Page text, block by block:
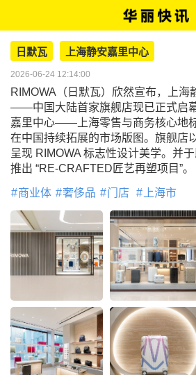
日默瓦 上海静安嘉里中心
2026-06-24 12:14:00
RIMOWA（日默瓦）欣然宣布，上海
——中国大陆首家旗舰店现已正式启
嘉里中心——上海零售与商务核心地
在中国持续拓展的市场版图。旗舰店
呈现 RIMOWA 标志性设计美学。并
推出 “RE-CRAFTED匠艺再塑项目”。
商业体 奢侈品 门店 上海市